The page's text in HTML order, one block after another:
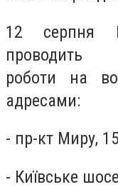
12 серпня
проводить
роботи на
адресами:
- пр-кт Миру,
- Київське